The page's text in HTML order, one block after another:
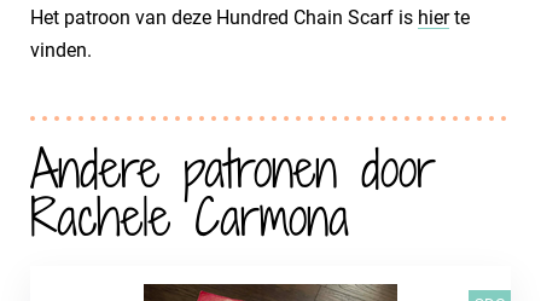
Het patroon van deze Hundred Chain Scarf is hierte
vinden.
Andere patronen door
Rachele Carmona